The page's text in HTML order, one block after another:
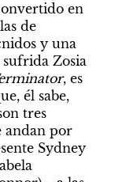
en
de
y una
Zosia
, es
él sabe,
tres
andan por
Sydney